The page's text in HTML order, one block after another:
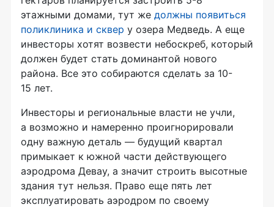
этажными домами, тут же должны появиться
поликлиника и сквер у озера Медведь. А еще
инвесторы хотят возвести небоскреб, который
должен будет стать доминантой нового
района. Все это собираются сделать за 10-
15 лет.
Инвесторы и региональные власти не учли,
а возможно и намеренно проигнорировали
одну важную деталь — будущий квартал
примыкает к южной части действующего
аэродрома Девау, а значит строить высотные
здания тут нельзя. Право еще пять лет
эксплуатировать аэродром по своему